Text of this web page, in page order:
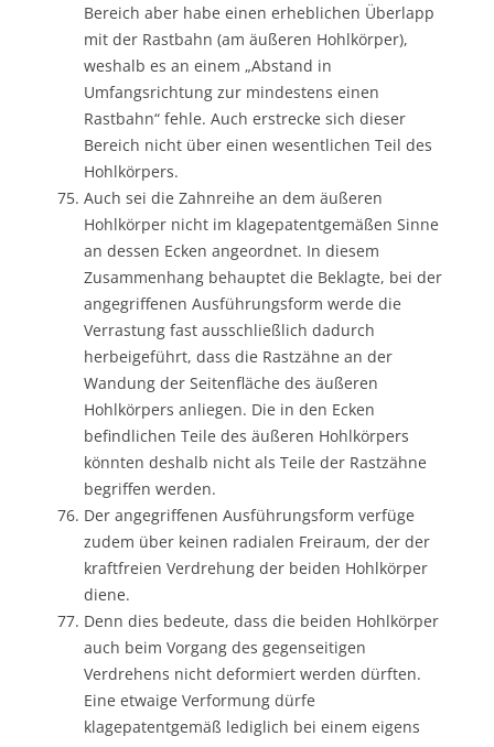
Bereich aber habe einen erheblichen Überlapp
mit der Rastbahn (am äußeren Hohlkörper),
weshalb es an einem „Abstand in
Umfangsrichtung zur mindestens einen
Rastbahn“ fehle. Auch erstrecke sich dieser
Bereich nicht über einen wesentlichen Teil des
Hohlkörpers.
Auch sei die Zahnreihe an dem äußeren
Hohlkörper nicht im klagepatentgemäßen Sinne
an dessen Ecken angeordnet. In diesem
Zusammenhang behauptet die Beklagte, bei der
angegriffenen Ausführungsform werde die
Verrastung fast ausschließlich dadurch
herbeigeführt, dass die Rastzähne an der
Wandung der Seitenfläche des äußeren
Hohlkörpers anliegen. Die in den Ecken
befindlichen Teile des äußeren Hohlkörpers
könnten deshalb nicht als Teile der Rastzähne
begriffen werden.
Der angegriffenen Ausführungsform verfüge
zudem über keinen radialen Freiraum, der der
kraftfreien Verdrehung der beiden Hohlkörper
diene.
Denn dies bedeute, dass die beiden Hohlkörper
auch beim Vorgang des gegenseitigen
Verdrehens nicht deformiert werden dürften.
Eine etwaige Verformung dürfe
klagepatentgemäß lediglich bei einem eigens